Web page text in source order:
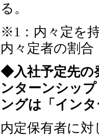
る。
※1：内々定を
内々定者の割合
◆入社予定先の
ンターンシッ
ングは「イン
内定保有者に